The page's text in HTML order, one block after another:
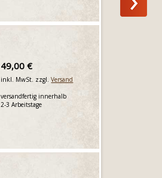
49,00 €
inkl. MwSt. zzgl.Versand
versandfertig innerhalb
2-3 Arbeitstage